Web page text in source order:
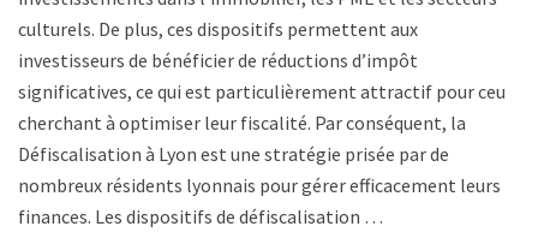
culturels. De plus, ces dispositifs permettent aux
investisseurs de bénéficier de réductions d’impôt
significatives, ce qui est particulièrement attractif pour ceux
cherchant à optimiser leur fiscalité. Par conséquent, la
Défiscalisation à Lyon est une stratégie prisée par de
nombreux résidents lyonnais pour gérer efficacement leurs
finances. Les dispositifs de défiscalisation …